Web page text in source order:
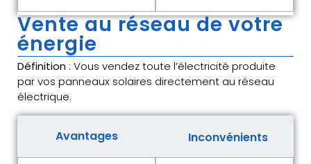
Vente au réseau de votre
énergie
Définition : Vous vendez toute l’électricité produite
par vos panneaux solaires directement au réseau
électrique.
Avantages Inconvénients